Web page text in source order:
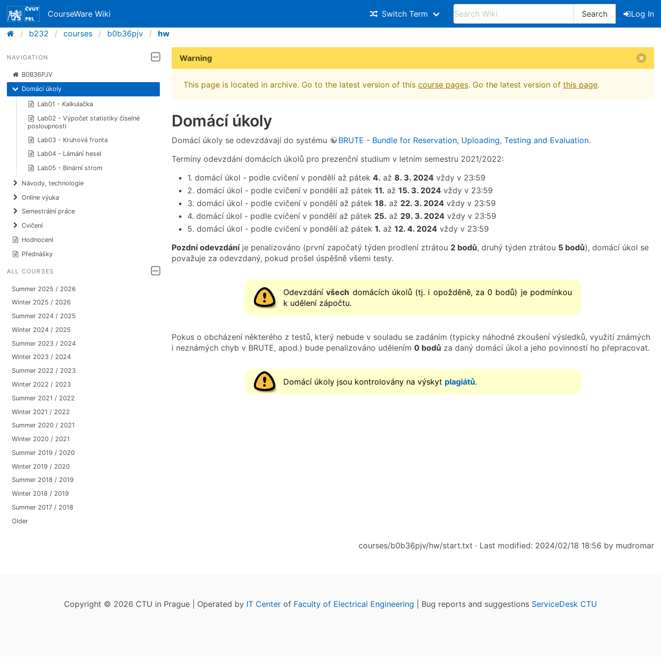
CourseWare Wiki Switch Term Search
Log In
b232
courses b0b36pjv hw
NAVIGATION
B0B36PJV
Domácí úkoly
Lab01 - Kalkulačka
Lab02 - Výpočet statistiky číselné
posloupnosti
Lab03 - Kruhová fronta
Lab04 - Lámání hesel
Lab05 - Binární strom
Návody, technologie
Online výuka
Semestrální práce
Cvičení
Hodnocení
Přednášky
ALL COURSES
Summer 2025 / 2026
Winter 2025 / 2026
Summer 2024 / 2025
Winter 2024 / 2025
Summer 2023 / 2024
Winter 2023 / 2024
Summer 2022 / 2023
Winter 2022 / 2023
Summer 2021 / 2022
Winter 2021 / 2022
Summer 2020 / 2021
Winter 2020 / 2021
Summer 2019 / 2020
Winter 2019 / 2020
Summer 2018 / 2019
Winter 2018 / 2019
Summer 2017 / 2018
Older
Warning
This page is located in archive. Go to the latest version of this course pages. Go the latest version of this page.
Domácí úkoly
Domácí úkoly se odevzdávají do systému BRUTE - Bundle for Reservation, Uploading, Testing and Evaluation.
Termíny odevzdání domácích úkolů pro prezenční studium v letním semestru 2021/2022:
1. domácí úkol - podle cvičení v pondělí až pátek 4. až 8. 3. 2024 vždy v 23:59
2. domácí úkol - podle cvičení v pondělí až pátek 11. až 15. 3. 2024 vždy v 23:59
3. domácí úkol - podle cvičení v pondělí až pátek 18. až 22. 3. 2024 vždy v 23:59
4. domácí úkol - podle cvičení v pondělí až pátek 25. až 29. 3. 2024 vždy v 23:59
5. domácí úkol - podle cvičení v pondělí až pátek 1. až 12. 4. 2024 vždy v 23:59
Pozdní odevzdáníje penalizováno (první započatý týden prodlení ztrátou 2 bodů, druhý týden ztrátou 5 bodů), domácí úkol se
považuje za odevzdaný, pokud prošel úspěšně všemi testy.
Odevzdánívšech domácích úkolů (tj. i opožděně, za 0 bodů) je podmínkou
k udělení zápočtu.
Pokus o obcházení některého z testů, který nebude v souladu se zadáním (typicky náhodné zkoušení výsledků, využití známých
i neznámých chyb v BRUTE, apod.) bude penalizováno udělením 0 bodů za daný domácí úkol a jeho povinností ho přepracovat.
Domácí úkoly jsou kontrolovány na výskyt plagiátů.
courses/b0b36pjv/hw/start.txt · Last modified: 2024/02/18 18:56 by mudromar
Copyright © 2026 CTU in Prague | Operated by IT Center of Faculty of Electrical Engineering | Bug reports and suggestions ServiceDesk CTU